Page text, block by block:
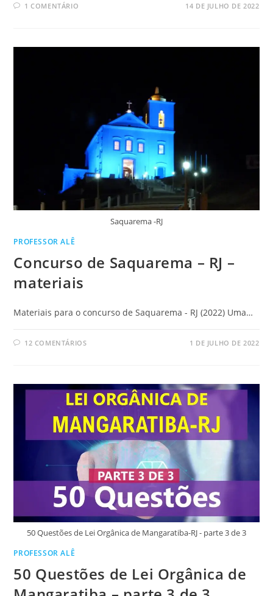
1 COMENTÁRIO 14 DE JULHO DE 2022
Saquarema -RJ
PROFESSOR ALÊ
Concurso de Saquarema – RJ –
materiais
Materiais para o concurso de Saquarema - RJ (2022) Uma…
12 COMENTÁRIOS 1 DE JULHO DE 2022
50 Questões de Lei Orgânica de Mangaratiba-RJ - parte 3 de 3
PROFESSOR ALÊ
50 Questões de Lei Orgânica de